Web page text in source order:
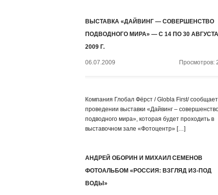
ВЫСТАВКА «ДАЙВИНГ — СОВЕРШЕНСТВО
ПОДВОДНОГО МИРА» — С 14 ПО 30 АВГУСТА
2009 Г.
06.07.2009 Просмотров:
Компания Глобал Фёрст / Globla First/
проведении выставки «Дайвинг –
подводного мира», которая будет проходить в
выставочном зале «Фотоцентр» […]
АНДРЕЙ ОБОРИН И МИХАИЛ СЕМЕНОВ
ФОТОАЛЬБОМ «РОССИЯ: ВЗГЛЯД ИЗ-ПОД
ВОДЫ»